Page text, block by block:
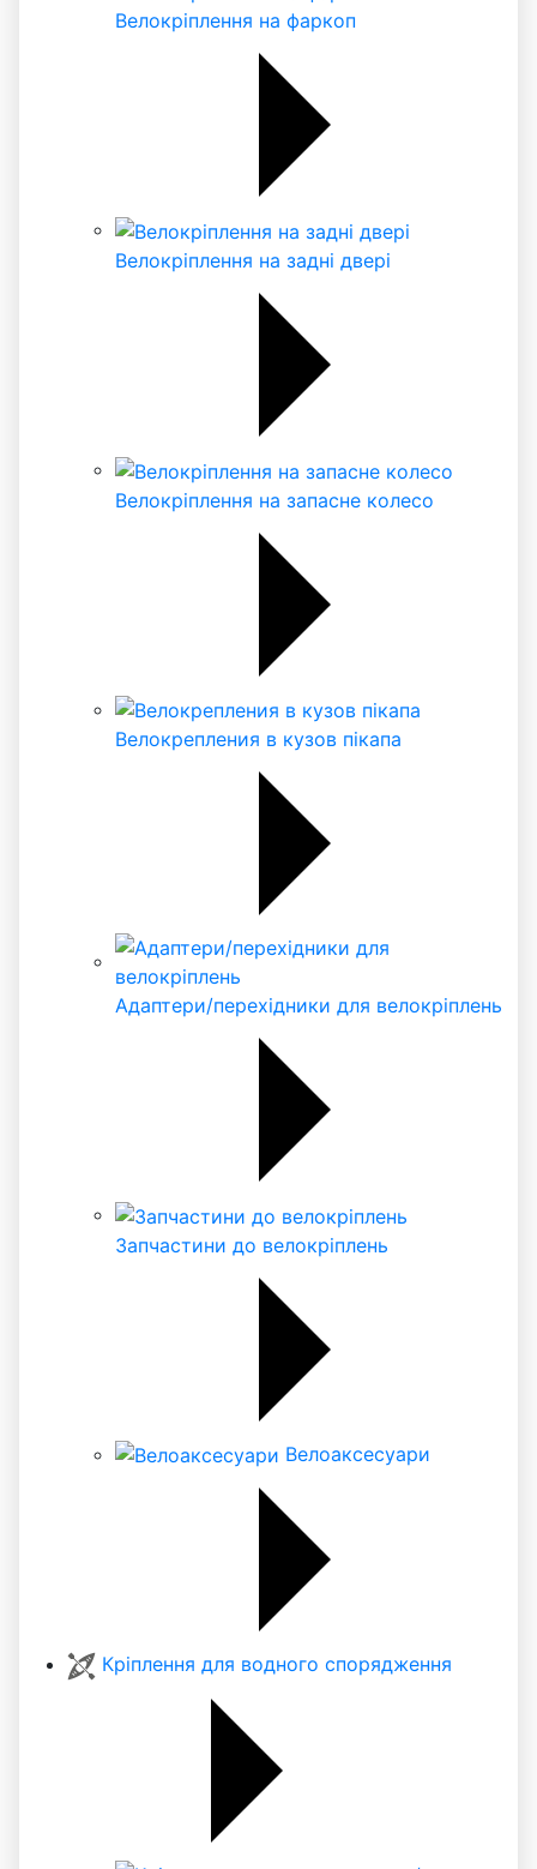
Велокріплення на фаркоп
Велокріплення на задні двері
Велокріплення на запасне колесо
Велокрепления в кузов пікапа
Адаптери/перехідники для велокріплень
Запчастини до велокріплень
Велоаксесуари
Кріплення для водного спорядження